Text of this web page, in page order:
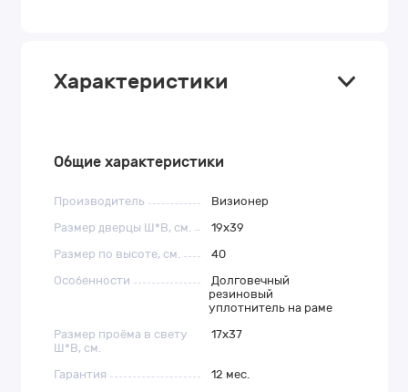
Характеристики
Общие характеристики
Производитель
Визионер
Размер дверцы Ш*В, см.
19х39
Размер по высоте, см.
40
Особенности
Долговечный
резиновый
уплотнитель на раме
Размер проёма в свету
Ш*В, см.
17х37
Гарантия
12 мес.